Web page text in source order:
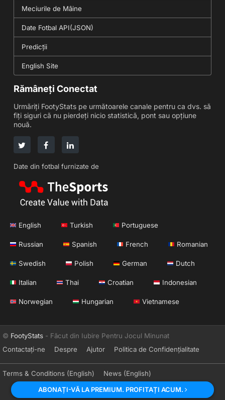
Meciurile de Mâine
Date Fotbal API(JSON)
Predicții
English Site
Rămâneți Conectat
Urmăriți FootyStats pe următoarele canale pentru ca dvs. să
fiți siguri că nu pierdeți nicio statistică, pont sau opțiune
nouă.
Date din fotbal furnizate de
English Turkish Portuguese
Russian Spanish French Romanian
Swedish Polish German Dutch
Italian Thai Croatian Indonesian
Norwegian Hungarian Vietnamese
© FootyStats - Făcut din Iubire Pentru Jocul Minunat
Contactați-ne
Despre Ajutor Politica de Confidențialitate
Terms & Conditions (English)
News (English)
ABONAȚI-VĂ LA PREMIUM. PROFITAȚI ACUM.